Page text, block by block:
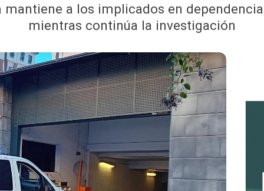
a los implicados en
mientras continúa la investigación